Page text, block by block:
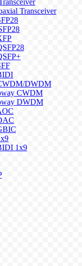
Transceiver
DWDM
CWDM
DWDM
1x9